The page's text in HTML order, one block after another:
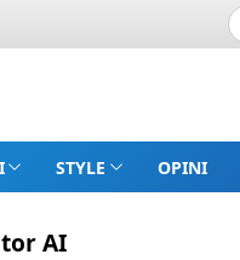
STYLE OPINI
AI